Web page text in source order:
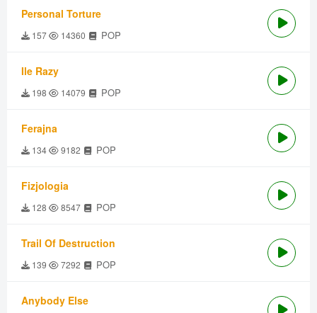
Personal Torture
157 14360 POP
Ile Razy
198 14079 POP
Ferajna
134 9182 POP
Fizjologia
128 8547 POP
Trail Of Destruction
139 7292 POP
Anybody Else